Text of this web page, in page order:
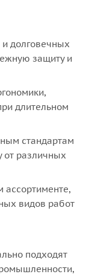
долговечных
защиту и
длительном
стандартам
от различных
видов работ
подходят